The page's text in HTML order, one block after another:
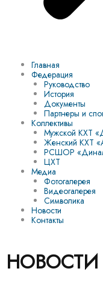
Главная
Федерация
Руководство
История
Документы
Партнеры и
Коллективы
Мужской КХТ
Женский КХТ
РСШОР
ЦХТ
Медиа
Фотогалерея
Видеогалерея
Символика
Новости
Контакты
НОВОСТИ